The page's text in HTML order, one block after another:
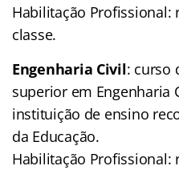
Habilitação Profissional:
classe.
Engenharia Civil: curso
superior em Engenharia
instituição de ensino
da Educação.
Habilitação Profissional: